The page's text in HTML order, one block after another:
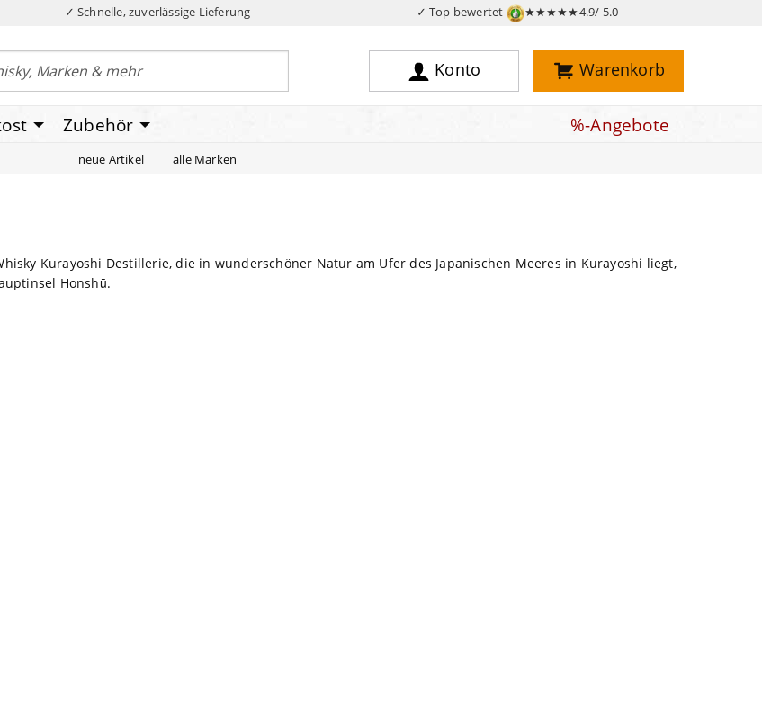
✓ Schnelle, zuverlässige Lieferung ✓ Top bewertet ★★★★★4.9/ 5.0
Konto Warenkorb
Zubehör %-Angebote
neue Artikel alle Marken
Kurayoshi Destillerie, die in wunderschöner Natur am Ufer des Japanischen Meeres in Kurayoshi liegt,
Honshū.